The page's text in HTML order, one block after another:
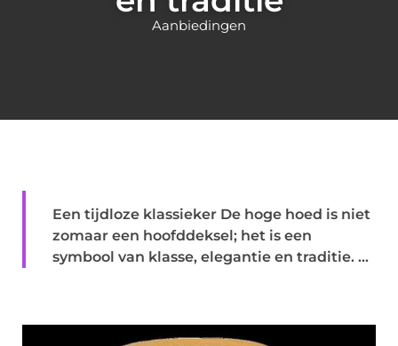
Aanbiedingen
Een tijdloze klassieker De hoge hoed is niet
zomaar een hoofddeksel; het is een
symbool van klasse, elegantie en traditie. ...